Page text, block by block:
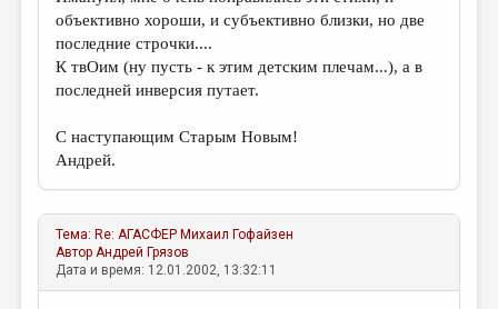
объективно хороши, и субъективно близки, но две
последние строчки....
К твОим (ну пусть - к этим детским плечам...), а в
последней инверсия путает.
С наступающим Старым Новым!
Андрей.
Тема: Re: АГАСФЕР Михаил Гофайзен
АвторАндрей Грязов
Дата и время: 12.01.2002, 13:32:11